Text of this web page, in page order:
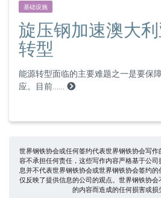
基础设施
旋压钢加速澳大
转型
能源转型面临的主要难题之一是要保
应。目前……
世界钢铁协会或任何签约代表世界钢铁协会写
容不承担任何责任，这些写作内容严格基于公
息并不代表世界钢铁协会或世界钢铁协会签约
仅反映了提供信息的公司的观点。世界钢铁协
的内容而造成的任何损害或损